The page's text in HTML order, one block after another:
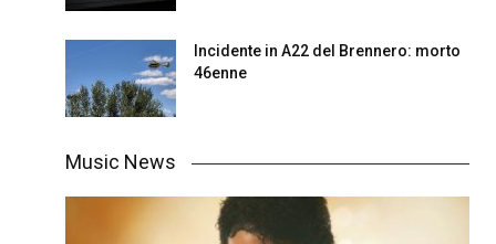
Incidente in A22 del Brennero: morto
46enne
Music News